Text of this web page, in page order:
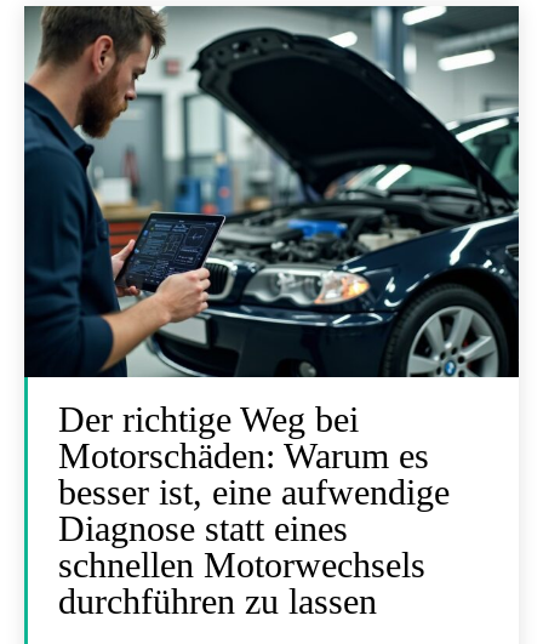
Der richtige Weg bei
Motorschäden: Warum es
besser ist, eine aufwendige
Diagnose statt eines
schnellen Motorwechsels
durchführen zu lassen